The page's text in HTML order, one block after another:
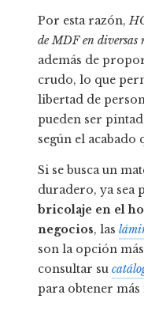
Por esta razón,
de MDF en diversas
además de
crudo, lo que
libertad de
pueden ser
según el acabado
Si se busca un
duradero, ya sea
bricolaje en el
negocios, las
son la opción
consultar su
para obtener